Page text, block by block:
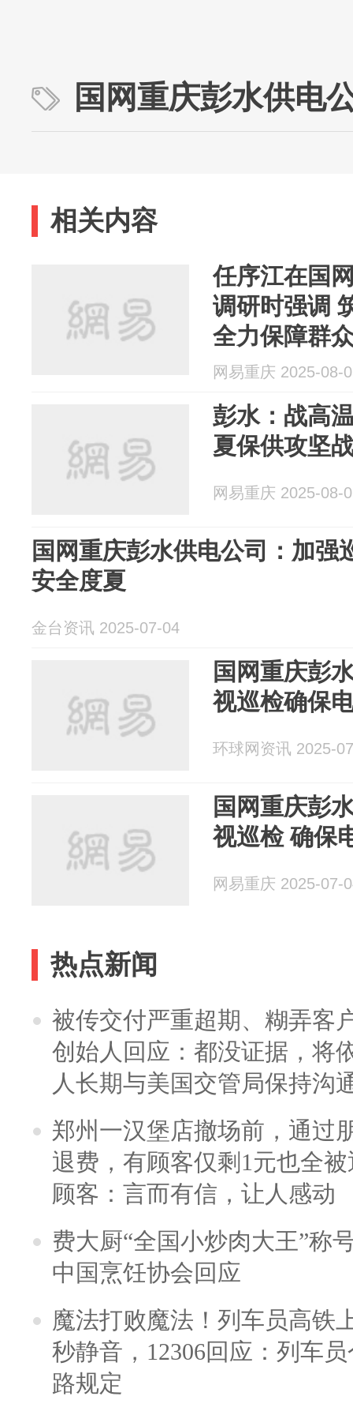
国网重庆彭水供电
相关内容
任序江在国
调研时强调 筑牢电力安全底线
全力保障群
网易重庆 2025-08-
彭水：战高
夏保供攻坚
网易重庆 2025-08-
国网重庆彭水供电公司：加强
安全度夏
金台资讯 2025-07-04
国网重庆彭
视巡检确保
环球网资讯 2025-
国网重庆彭
视巡检 确保
网易重庆 2025-07-
热点新闻
被传交付严重超期、糊弄客
创始人回应：都没证据，将
人长期与美国交管局保持沟
郑州一汉堡店撤场前，通过
退费，有顾客仅剩1元也全
顾客：言而有信，让人感动
费大厨“全国小炒肉大王”称
中国烹饪协会回应
魔法打败魔法！列车员高铁
秒静音，12306回应：列车
路规定